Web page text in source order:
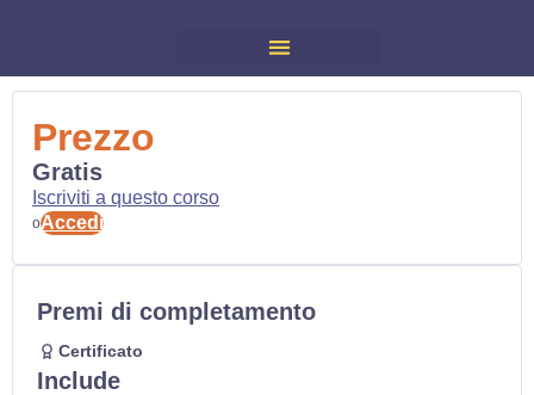
Prezzo
Gratis
Iscriviti a questo corso
oAccedi
Premi di completamento
Certificato
Include